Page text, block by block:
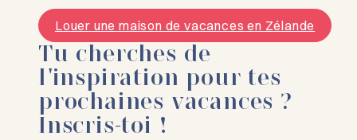
Louer une maison de vacances en Zélande
Tu cherches de
l'inspiration pour tes
prochaines vacances ?
Inscris-toi !